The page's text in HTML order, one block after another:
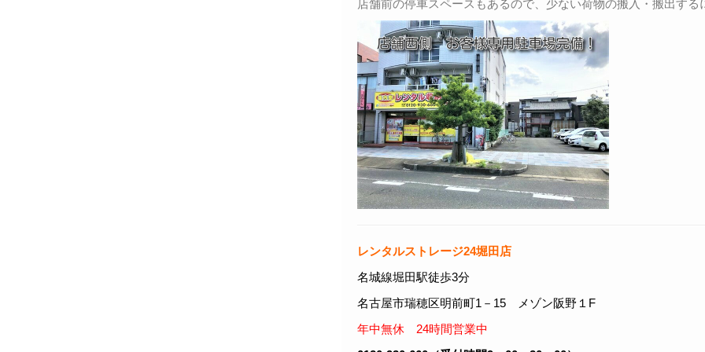
店舗前の停車スペースもあるので、少ない荷物の搬入・搬出する
レンタルストレージ24堀田店
名城線堀田駅徒歩3分
名古屋市瑞穂区明前町1－15 メゾン阪野１F
年中無休 24時間営業中